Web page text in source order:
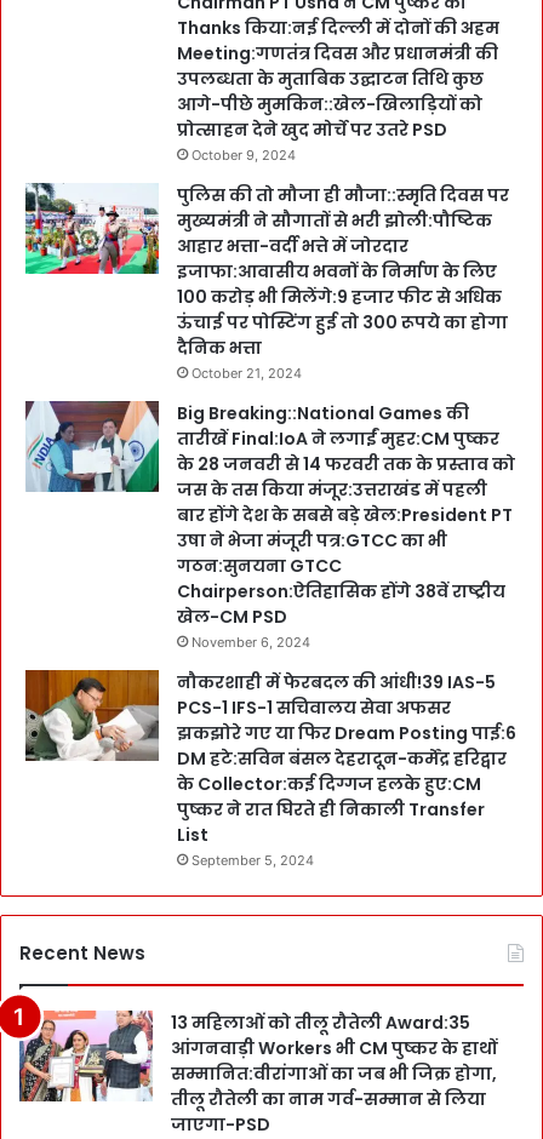
Thanks किया:नई दिल्ली में दोनों की अहम
Meeting:गणतंत्र दिवस और प्रधानमंत्री की
उपलब्धता के मुताबिक उद्घाटन तिथि कुछ
आगे-पीछे मुमकिन::खेल-खिलाड़ियों को
प्रोत्साहन देने खुद मोर्चे पर उतरे PSD
October 9, 2024
पुलिस की तो मौजा ही मौजा::स्मृति दिवस पर
मुख्यमंत्री ने सौगातों से भरी झोली:पौष्टिक
आहार भत्ता-वर्दी भत्ते में जोरदार
इजाफा:आवासीय भवनों के निर्माण के लिए
100 करोड़ भी मिलेंगे:9 हजार फीट से अधिक
ऊंचाई पर पोस्टिंग हुई तो 300 रूपये का होगा
दैनिक भत्ता
October 21, 2024
Big Breaking::National Games की
तारीखें Final:IoA ने लगाईं मुहर:CM पुष्कर
के 28 जनवरी से 14 फरवरी तक के प्रस्ताव को
जस के तस किया मंजूर:उत्तराखंड में पहली
बार होंगे देश के सबसे बड़े खेल:President PT
उषा ने भेजा मंजूरी पत्र:GTCC का भी
गठन:सुनयना GTCC
Chairperson:ऐतिहासिक होंगे 38वें राष्ट्रीय
खेल-CM PSD
November 6, 2024
नौकरशाही में फेरबदल की आंधी!39 IAS-5
PCS-1 IFS-1 सचिवालय सेवा अफसर
झकझोरे गए या फिर Dream Posting पाई:6
DM हटे:सविन बंसल देहरादून-कर्मेंद्र हरिद्वार
के Collector:कई दिग्गज हलके हुए:CM
पुष्कर ने रात घिरते ही निकाली Transfer
List
September 5, 2024
Recent News
13 महिलाओं को तीलू रौतेली Award:35
आंगनवाड़ी Workers भी CM पुष्कर के हाथों
सम्मानित:वीरांगाओं का जब भी जिक्र होगा,
तीलू रौतेली का नाम गर्व-सम्मान से लिया
जाएगा-PSD